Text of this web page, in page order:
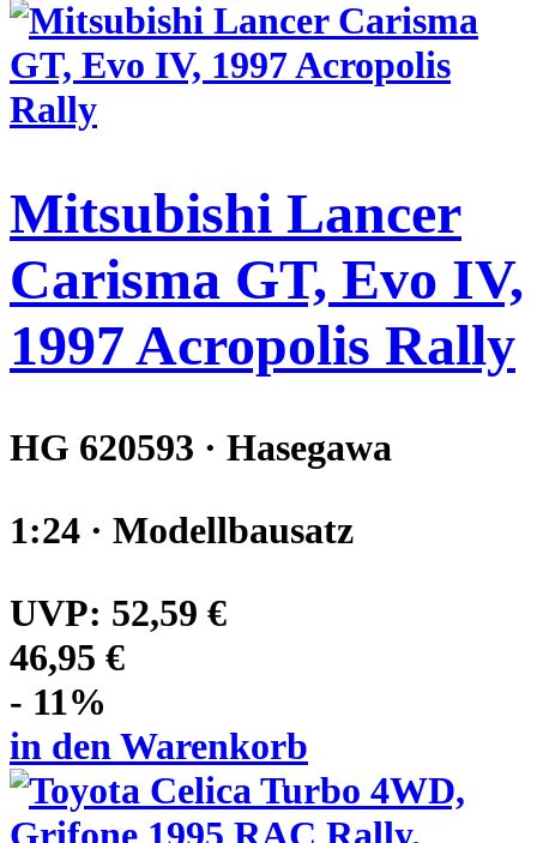
Mitsubishi Lancer
Carisma GT, Evo IV,
1997 Acropolis Rally
HG 620593 · Hasegawa
1:24 · Modellbausatz
UVP: 52,59 €
46,95 €
- 11%
in den Warenkorb